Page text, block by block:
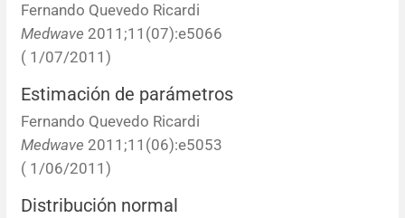
Fernando Quevedo Ricardi
Medwave 2011;11(07):e5066
( 1/07/2011)
Estimación de parámetros
Fernando Quevedo Ricardi
Medwave 2011;11(06):e5053
( 1/06/2011)
Distribución normal